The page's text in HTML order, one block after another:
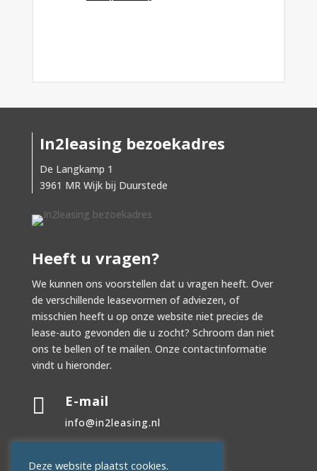
In2leasing bezoekadres
De Langkamp 1
3961 MR Wijk bij Duurstede
Heeft u vragen?
We kunnen ons voorstellen dat u vragen heeft. Over
de verschillende leasevormen of adviezen, of
misschien heeft u op onze website niet precies de
lease-auto gevonden die u zocht? Schroom dan niet
ons te bellen of te mailen. Onze contactinformatie
vindt u hieronder.
 E-mail
info@in2leasing.nl
 Telefoon
Deze website plaatst cookies.